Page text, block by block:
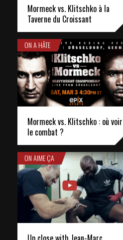
Mormeck vs. Klitschko à la
Taverne du Croissant
ON A HÂTE
Mormeck vs. Klitschko : où voir
le combat ?
ON AIME ÇA